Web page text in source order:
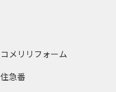
コメリリフォーム
住急番